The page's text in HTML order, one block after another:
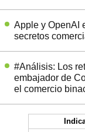
Apple y OpenAI
secretos
#Análisis: Los
embajador de
el comercio